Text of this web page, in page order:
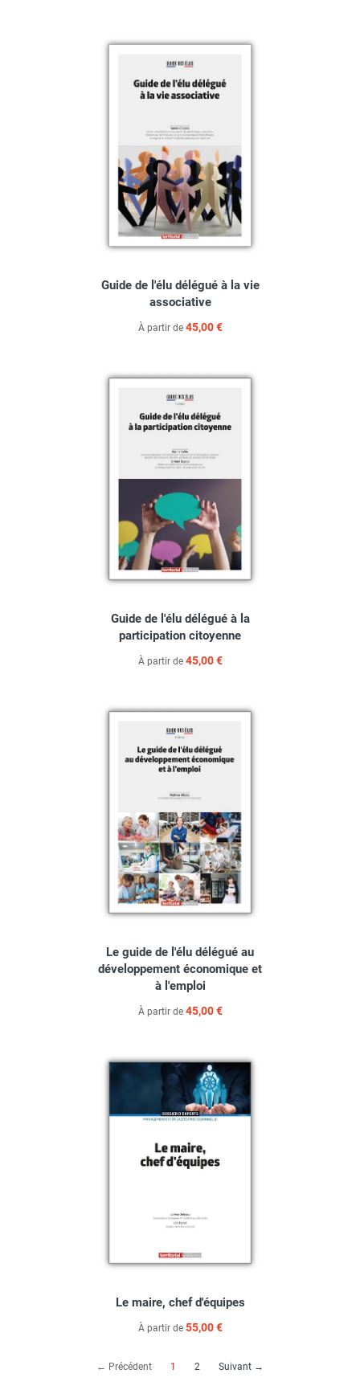
Guide de l'élu délégué à la vie
associative
À partir de 45,00 €
Guide de l'élu délégué à la
participation citoyenne
À partir de 45,00 €
Le guide de l'élu délégué au
développement économique et
à l'emploi
À partir de 45,00 €
Le maire, chef d'équipes
À partir de 55,00 €
← Précédent 1 (current)
2 Suivant →